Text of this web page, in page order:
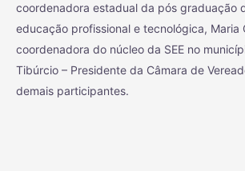
coordenadora estadual da pós graduação
educação profissional e tecnológica, Maria
coordenadora do núcleo da SEE no
Tibúrcio – Presidente da Câmara de
demais participantes.